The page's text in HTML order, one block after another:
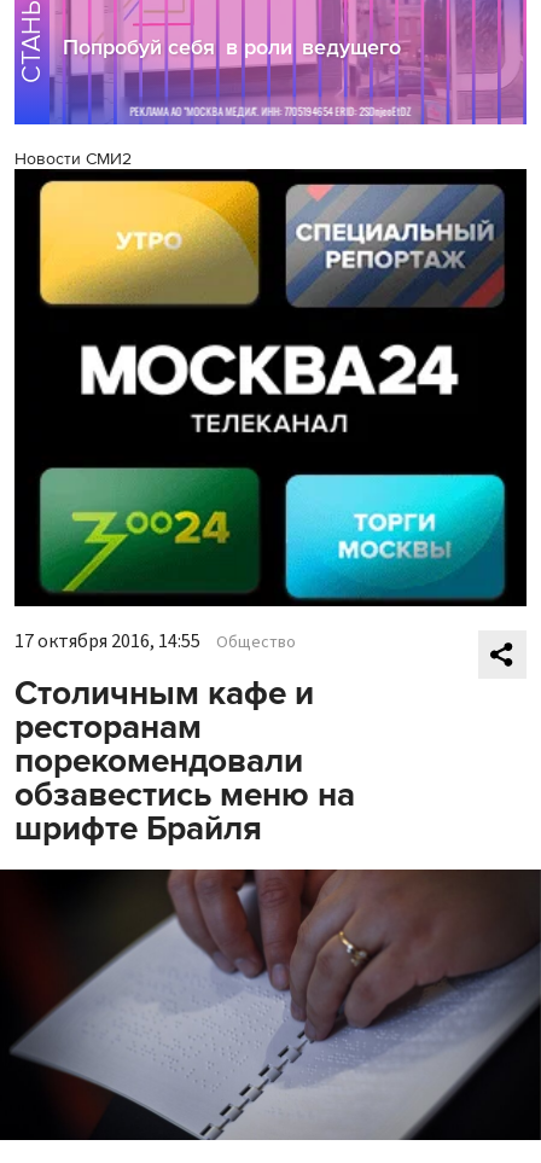
Новости СМИ2
17 октября 2016, 14:55 Общество
Столичным кафе и
ресторанам
порекомендовали
обзавестись меню на
шрифте Брайля